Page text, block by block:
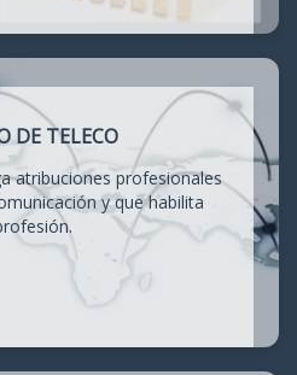
DE TELECO
atribuciones profesionales
y que habilita